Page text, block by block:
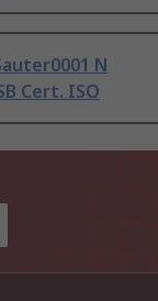
N
Cert. ISO